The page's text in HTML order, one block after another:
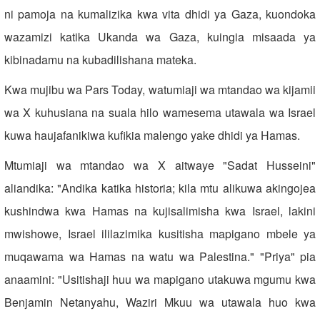
ni pamoja na kumalizika kwa vita dhidi ya Gaza, kuondoka
wazamizi katika Ukanda wa Gaza, kuingia misaada ya
kibinadamu na kubadilishana mateka.
Kwa mujibu wa Pars Today, watumiaji wa mtandao wa kijamii
wa X kuhusiana na suala hilo wamesema utawala wa Israel
kuwa haujafanikiwa kufikia malengo yake dhidi ya Hamas.
Mtumiaji wa mtandao wa X aitwaye "Sadat Husseini"
aliandika: "Andika katika historia; kila mtu alikuwa akingojea
kushindwa kwa Hamas na kujisalimisha kwa Israel, lakini
mwishowe, Israel ililazimika kusitisha mapigano mbele ya
muqawama wa Hamas na watu wa Palestina." "Priya" pia
anaamini: "Usitishaji huu wa mapigano utakuwa mgumu kwa
Benjamin Netanyahu, Waziri Mkuu wa utawala huo kwa